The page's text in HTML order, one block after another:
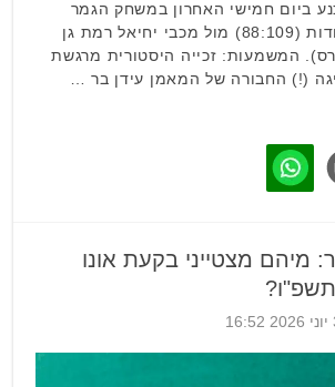
ביום חמישי האחרון במשחק הגמר
בהפרש של 21 נקודות (88:109) מול מכבי יחיאל רמת גן
המשמעות: זכייה היסטורית מרגשת
(!) החבורה של המאמן עידן בר …
מיהם מצטייני בקעת אונו